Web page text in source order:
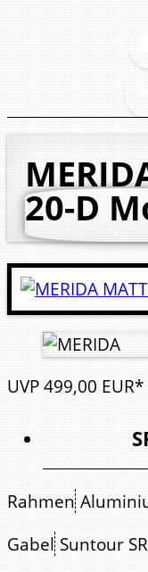
20-D
UVP499,00 EUR*
Rahmen
Gabel Suntour